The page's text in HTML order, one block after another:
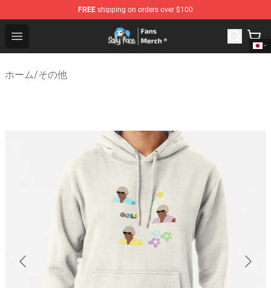
FREE shipping on orders over $100
Open menu
Sally Face Store - Official Sally Face Merchandise Shop
ホーム/その他